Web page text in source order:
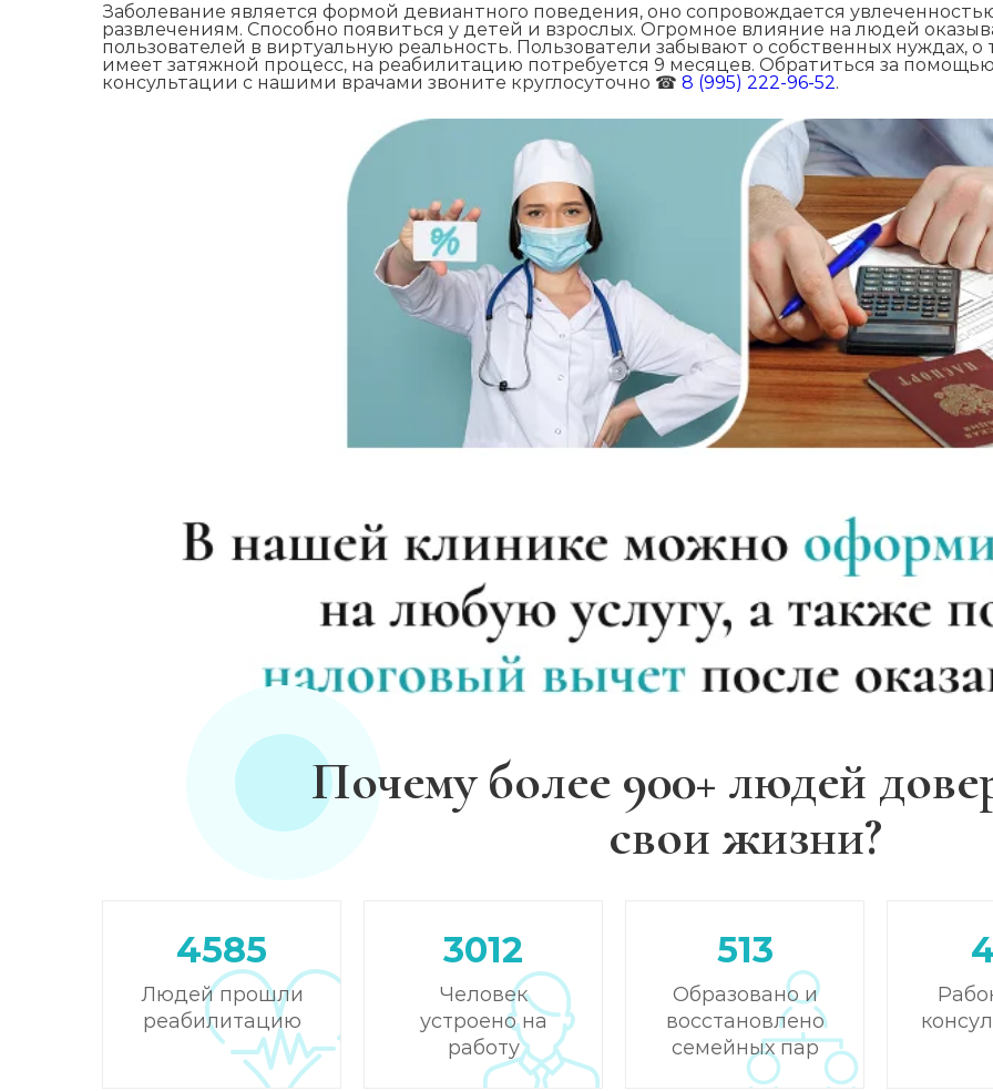
Заболевание является формой девиантного поведения, оно сопровождается
развлечениям. Способно появиться у детей и взрослых. Огромное влияние на людей
пользователей в виртуальную реальность. Пользователи забывают о собственных нуждах,
имеет затяжной процесс, на реабилитацию потребуется 9 месяцев. Обратиться за
консультации с нашими врачами звоните круглосуточно ☎ 8 (995) 222-96-52.
Почему более 900+ людей
свои жизни?
4585
Людей прошли
реабилитацию
3012
Человек
устроено на
работу
513
Образовано и
восстановлено
семейных пар